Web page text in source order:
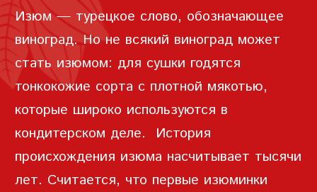
Изюм — турецкое слово, обозначающее
виноград. Но не всякий виноград может
стать изюмом: для сушки годятся
тонкокожие сорта с плотной мякотью,
которые широко используются в
кондитерском деле. История
происхождения изюма насчитывает тысячи
лет. Считается, что первые изюминки
ПАРОЛЬ
ПОВТОРИТЬ ПАРОЛЬ